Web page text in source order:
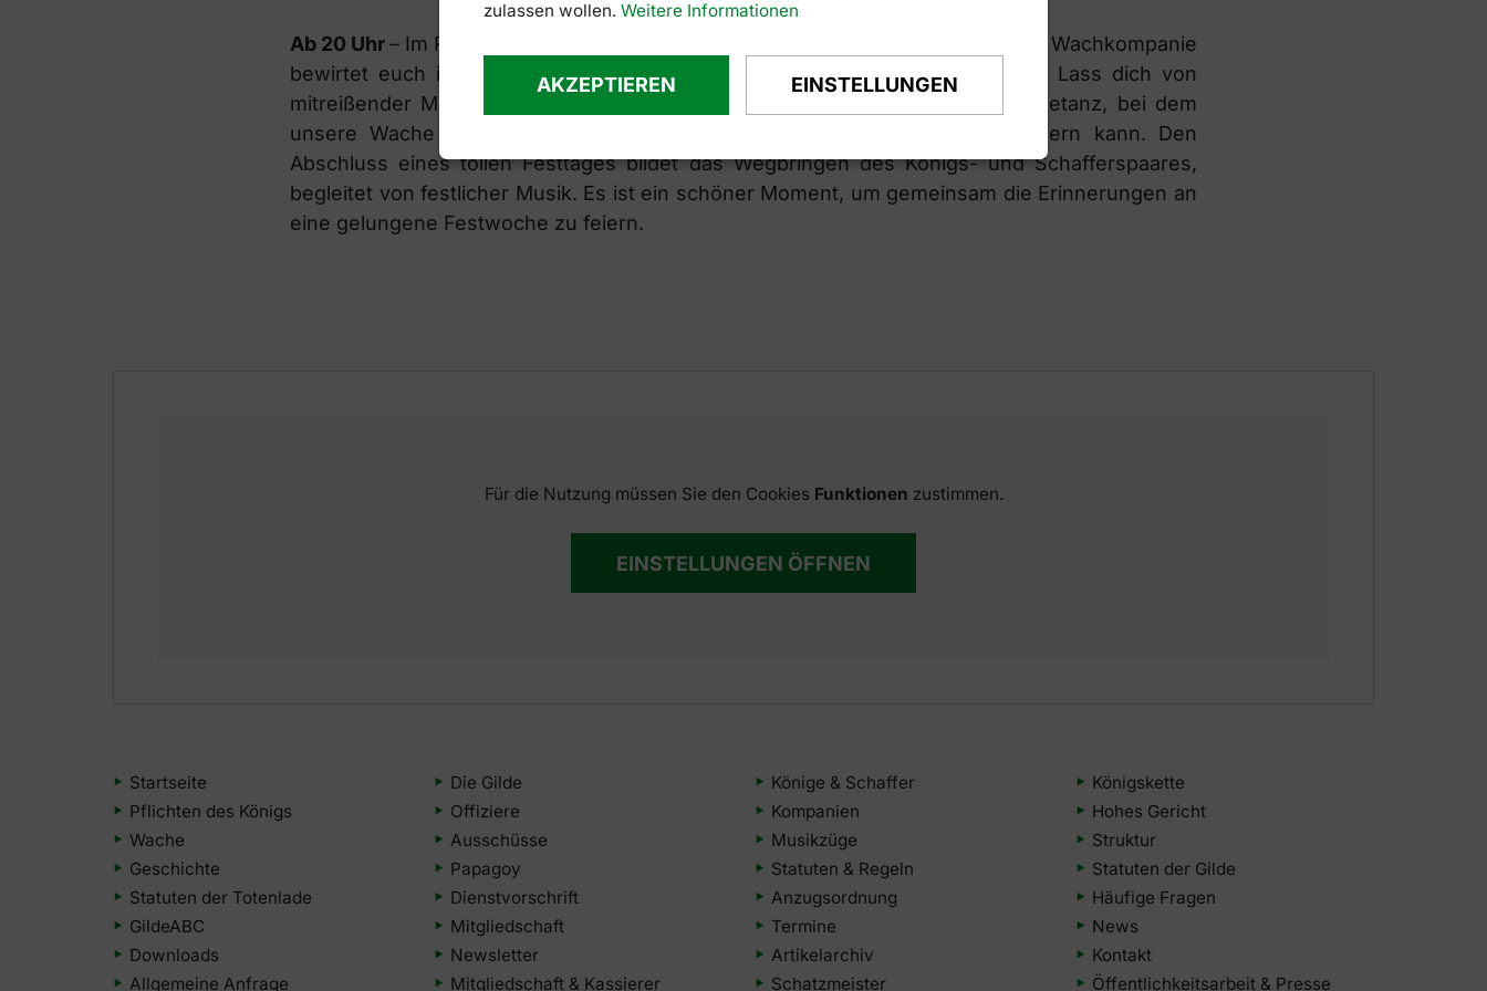
Ab 20 Uhr– Im Rathaussaal steigt die Party mit den „Steyrtaler Musikanten“. Die Wachkompanie
bewirtet euch in der Wachestube gegen eine kleine Spende mit Getränken. Lass dich von
mitreißender Musik begeistern und feiere bis in die Nacht! Erlebe den Wachetanz, bei dem
unsere Wache mit Musik und Tanz nach getaner Arbeit einmal selbst feiern kann. Den
Abschluss eines tollen Festtages bildet das Wegbringen des Königs- und Schafferspaares,
begleitet von festlicher Musik. Es ist ein schöner Moment, um gemeinsam die Erinnerungen an
eine gelungene Festwoche zu feiern.
Für die Nutzung müssen Sie den Cookies Funktionen zustimmen.
EINSTELLUNGEN ÖFFNEN
Startseite Die Gilde Könige & Schaffer
Königskette
Pflichten des Königs
Offiziere Kompanien
Hohes Gericht
Wache
Ausschüsse Musikzüge
Struktur
Geschichte
Papagoy Statuten & Regeln
Statuten der Gilde
Statuten der Totenlade
Dienstvorschrift Anzugsordnung
Häufige Fragen
GildeABC
Mitgliedschaft Termine
News
Downloads
Newsletter Artikelarchiv
Kontakt
Allgemeine Anfrage
Mitgliedschaft & Kassierer Schatzmeister Öffentlichkeitsarbeit & Presse
zulassen wollen. Weitere Informationen
AKZEPTIEREN EINSTELLUNGEN